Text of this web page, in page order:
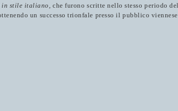
in stile italiano, che furono scritte nello stesso periodo
un successo trionfale presso il pubblico